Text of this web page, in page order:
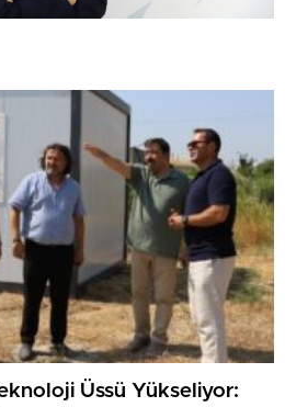
Üssü Yükseliyor: